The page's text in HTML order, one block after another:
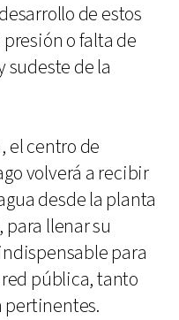
de estos
o falta de
sudeste de la
el centro de
volverá a recibir
desde la planta
llenar su
para
pública, tanto
pertinentes.